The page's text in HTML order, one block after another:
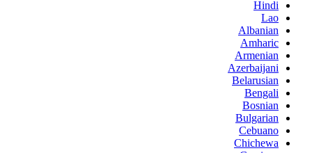
Hindi
Lao
Albanian
Amharic
Armenian
Azerbaijani
Belarusian
Bengali
Bosnian
Bulgarian
Cebuano
Chichewa